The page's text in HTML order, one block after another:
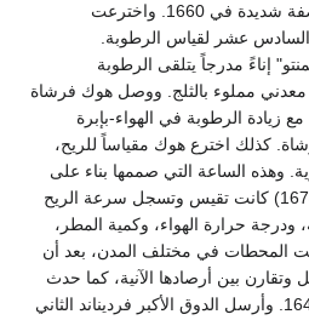
جويريكي تنبأ تنبؤاً صحيحاً بعاصفة شديدة في 1660. واخترعت
عشر لقياس الرطوبة.
إناءً مدرجاً يتلقى الرطوبة
مملوء بالثلج. ووصل هوك فرشاة
زيادة الرطوبة في الهواء-بإبرة
كذلك اخترع هوك مقياساً للريح،
وهذه الساعة التي صممها بناء على
تكليف من الجمعية الملكية (1678) كانت تقيس وتسجل سرعة الريح
ودرجة حرارة الهواء، وكمية المطر،
المحطات في مختلف المدن، بعد أن
بين أرصادها الآنية، كما حدث
بين باريس واستوكهولم في 1649. وأرسل الدوق الأكبر فرديناند الثاني